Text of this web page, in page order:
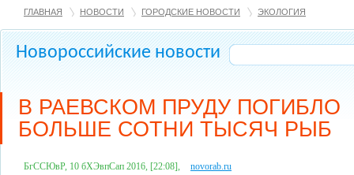
ГЛАВНАЯ НОВОСТИ ГОРОДСКИЕ НОВОСТИ ЭКОЛОГИЯ
Новороссийские новости
В РАЕВСКОМ ПРУДУ ПОГИБЛО
БОЛЬШЕ СОТНИ ТЫСЯЧ РЫБ
БгССЮвР, 10 бХЭвпСап 2016, [22:08], novorab.ru